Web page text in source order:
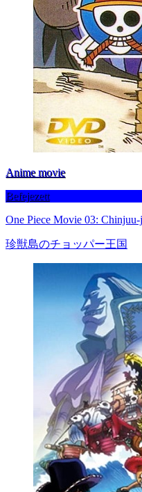
Anime movie
Befejezett
One Piece Movie 03:
珍獣島のチョッパー王国